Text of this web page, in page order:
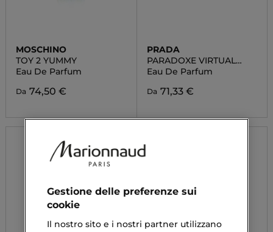
MOSCHINO
TOY 2 YUMMY
Eau De Parfum
Da 74,50 €
PRADA
PARADOXE VIRTUAL
FLOWER
Eau De Parfum
Da 71,33 €
Gestione delle preferenze sui
cookie
Il nostro sito e i nostri partner utilizzano